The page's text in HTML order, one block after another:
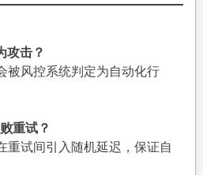
攻击？
被风控系统判定为自动化行
重试？
重试间引入随机延迟，保证自